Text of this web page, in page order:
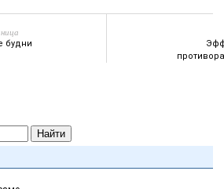
будни
Найти